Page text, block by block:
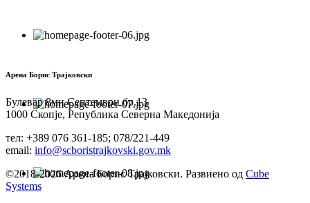
Арена Борис Трајковски
Булевар 8ми Септември бр.13
1000 Скопје, Република Северна Македонија
тел: +389 076 361-185; 078/221-449
email: info@scboristrajkovski.gov.mk
©2018-2026 Арена Борис Трајковски. Развиено од Cube
Systems